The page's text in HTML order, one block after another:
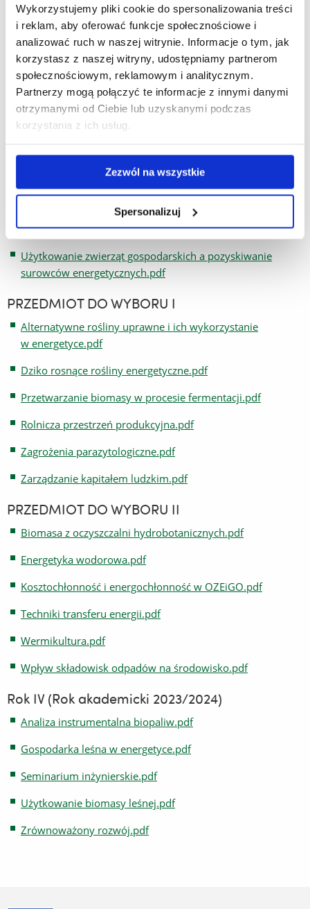
Wykorzystujemy pliki cookie do spersonalizowania treści
i reklam, aby oferować funkcje społecznościowe i
analizować ruch w naszej witrynie. Informacje o tym, jak
korzystasz z naszej witryny, udostępniamy partnerom
społecznościowym, reklamowym i analitycznym.
Partnerzy mogą połączyć te informacje z innymi danymi
otrzymanymi od Ciebie lub uzyskanymi podczas
korzystania z ich usług.
Zezwól na wszystkie
Spersonalizuj
Pozyskiwanie funduszy w OZE i GO.pdf
Produkcja energii a ochrona środowiska.pdf
Projektowanie instalacji w GO.pdf [158.69 KB]
Projektowanie instalacji w OZE.pdf
Regionalna polityka energetyczna.pdf
Surowce energetyczne pochodzenia zwierzęcego.pdf
Uwarunkowania energetyki geotermalnej w Polsce.pdf
Użytkowanie zwierząt gospodarskich a pozyskiwanie
surowców energetycznych.pdf
PRZEDMIOT DO WYBORU I
Alternatywne rośliny uprawne i ich wykorzystanie
w energetyce.pdf
Dziko rosnące rośliny energetyczne.pdf
Przetwarzanie biomasy w procesie fermentacji.pdf
Rolnicza przestrzeń produkcyjna.pdf
Zagrożenia parazytologiczne.pdf
Zarządzanie kapitałem ludzkim.pdf
PRZEDMIOT DO WYBORU II
Biomasa z oczyszczalni hydrobotanicznych.pdf
Energetyka wodorowa.pdf
Kosztochłonność i energochłonność w OZEiGO.pdf
Techniki transferu energii.pdf
Wermikultura.pdf
Wpływ składowisk odpadów na środowisko.pdf
Rok IV (Rok akademicki 2023/2024)
Analiza instrumentalna biopaliw.pdf
Gospodarka leśna w energetyce.pdf
Seminarium inżynierskie.pdf
Użytkowanie biomasy leśnej.pdf
Zrównoważony rozwój.pdf